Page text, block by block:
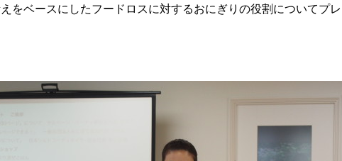
えをベースにしたフードロスに対するおにぎりの役割についてプレ